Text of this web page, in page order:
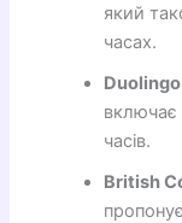
який
часах.
включає
часів.
British